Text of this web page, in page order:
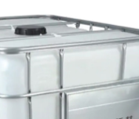
интересна их
и современных
цепочки рвутся,
может
товара на складе, а